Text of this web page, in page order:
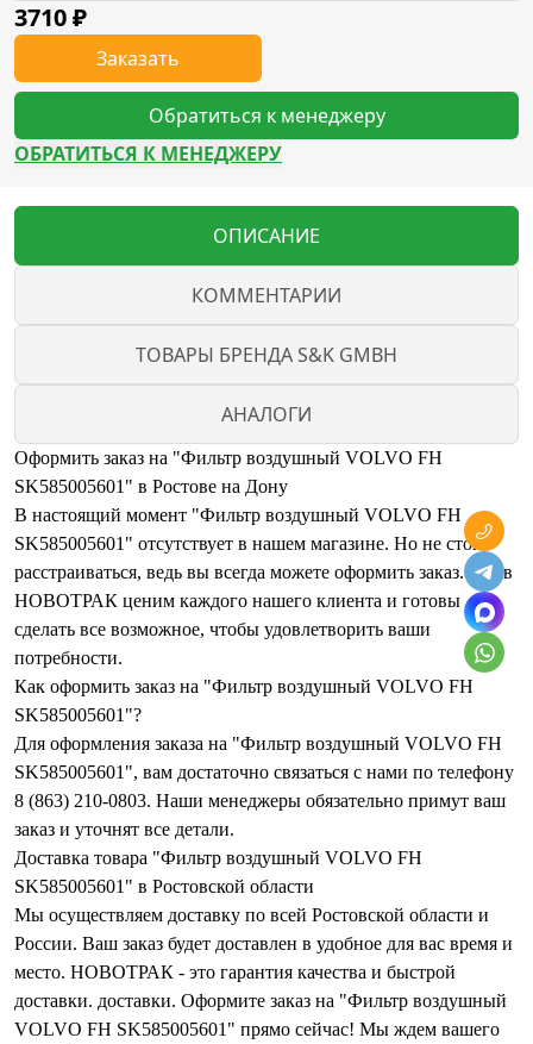
3710₽
Заказать
Обратиться к менеджеру
ОБРАТИТЬСЯ К МЕНЕДЖЕРУ
ОПИСАНИЕ
КОММЕНТАРИИ
ТОВАРЫ БРЕНДА S&K GMBH
АНАЛОГИ
Оформить заказ на "Фильтр воздушный VOLVO FH
SK585005601" в Ростове на Дону
В настоящий момент "Фильтр воздушный VOLVO FH
SK585005601" отсутствует в нашем магазине. Но не стоит
расстраиваться, ведь вы всегда можете оформить заказ. Мы в
НОВОТРАК ценим каждого нашего клиента и готовы
сделать все возможное, чтобы удовлетворить ваши
потребности.
Как оформить заказ на "Фильтр воздушный VOLVO FH
SK585005601"?
Для оформления заказа на "Фильтр воздушный VOLVO FH
SK585005601", вам достаточно связаться с нами по телефону
8 (863) 210-0803. Наши менеджеры обязательно примут ваш
заказ и уточнят все детали.
Доставка товара "Фильтр воздушный VOLVO FH
SK585005601" в Ростовской области
Мы осуществляем доставку по всей Ростовской области и
России. Ваш заказ будет доставлен в удобное для вас время и
место. НОВОТРАК - это гарантия качества и быстрой
доставки. доставки. Оформите заказ на "Фильтр воздушный
VOLVO FH SK585005601" прямо сейчас! Мы ждем вашего